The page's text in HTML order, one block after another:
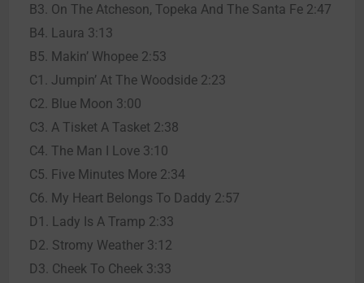
B3. On The Atcheson, Topeka And The Santa Fe 2:47
B4. Laura 3:13
B5. Makin’ Whopee 2:53
C1. Jumpin’ At The Woodside 2:23
C2. Blue Moon 3:00
C3. A Tisket A Tasket 2:38
C4. The Man I Love 3:10
C5. Five Minutes More 2:34
C6. My Heart Belongs To Daddy 2:57
D1. Lady Is A Tramp 2:33
D2. Stromy Weather 3:12
D3. Cheek To Cheek 3:33